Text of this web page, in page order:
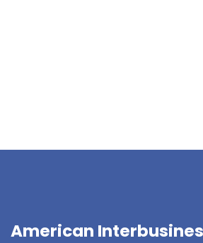
American